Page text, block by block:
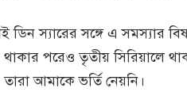
স্যারের সঙ্গে এ সমস্যার
পরেও তৃতীয় সিরিয়ালে থাকা
আমাকে ভর্তি নেয়নি।